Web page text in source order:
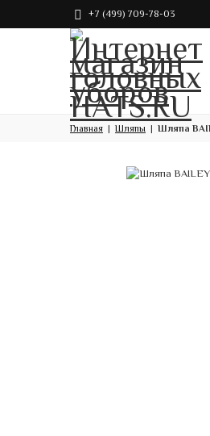
+7 (499) 709-78-03
Главная Шляпы Шляпа